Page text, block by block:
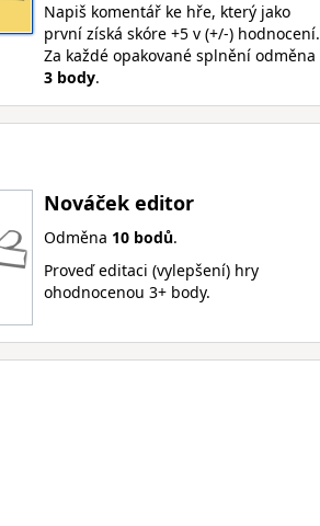
Napiš komentář ke hře, který jako
první získá skóre +5 v (+/-) hodnocení.
Za každé opakované splnění odměna
3 body.
Nováček editor
Odměna 10 bodů.
Proveď editaci (vylepšení) hry
ohodnocenou 3+ body.